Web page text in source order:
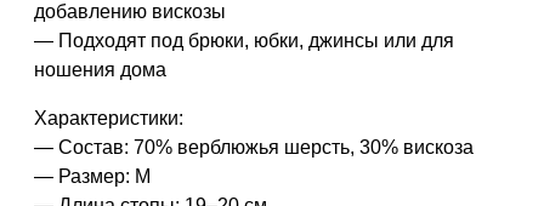
добавлению вискозы
— Подходят под брюки, юбки, джинсы или для
ношения дома
Характеристики:
— Состав: 70% верблюжья шерсть, 30% вискоза
— Размер: M